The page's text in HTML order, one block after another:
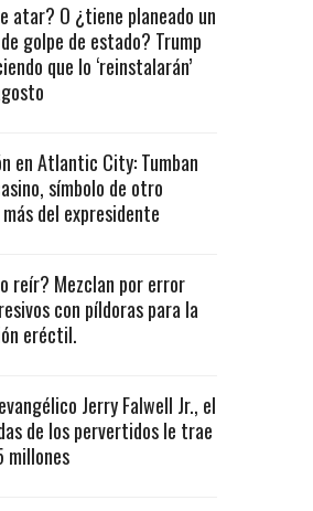
atar? O ¿tiene planeado un
golpe de estado? Trump
que lo ‘reinstalarán’
en Atlantic City: Tumban
símbolo de otro
del expresidente
reír? Mezclan por error
con píldoras para la
eréctil.
Jerry Falwell Jr., el
de los pervertidos le trae
millones